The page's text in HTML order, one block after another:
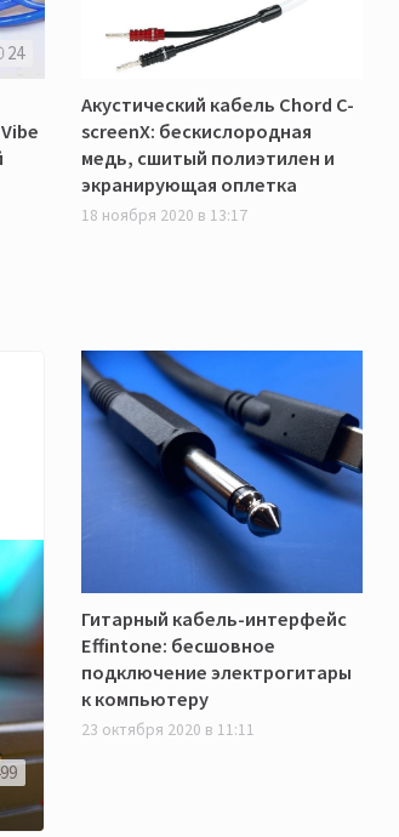
24
Акустический кабель Chord C-
screenX: бескислородная
медь, сшитый полиэтилен и
экранирующая оплетка
18 ноября 2020 в 13:17
Гитарный кабель-интерфейс
Effintone: бесшовное
подключение электрогитары
к компьютеру
23 октября 2020 в 11:11